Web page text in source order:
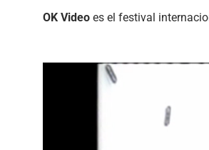
OK Videoes el festival